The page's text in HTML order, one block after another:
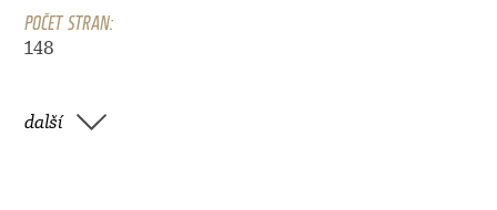
POČET STRAN:
148
další